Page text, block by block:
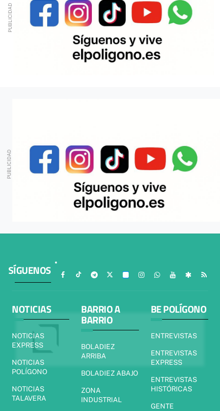
SÍGUENOS
NOTICIAS
NOTICIAS
EXPRESS
NOTICIAS
POLÍGONO
NOTICIAS
TALAVERA
BARRIO A
BARRIO
BOLADIEZ
ARRIBA
BOLADIEZ ABAJO
ZONA
INDUSTRIAL
BE POLÍGONO
ENTREVISTAS
ENTREVISTAS
EXPRESS
ENTREVISTAS
HISTÓRICAS
GENTE